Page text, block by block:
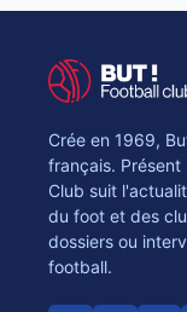
Crée en 1969,
français. Présent
Club suit
du foot et des
dossiers ou
football.